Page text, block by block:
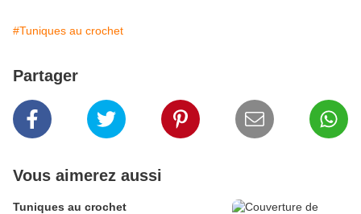
#Tuniques au crochet
Partager
Vous aimerez aussi
Tuniques au crochet